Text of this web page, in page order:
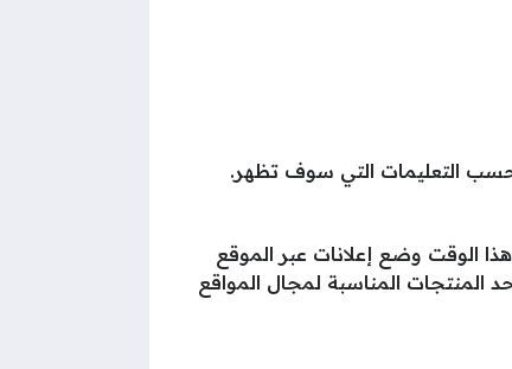
حسب التعليمات التي سوف تظهر.
الوقت وضع إعلانات عبر الموقع
المنتجات المناسبة لمجال المواقع